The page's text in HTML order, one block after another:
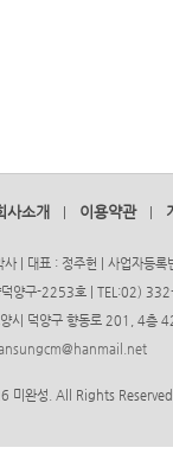
사소개 이용약관
사 | 대표 : 정주헌 | 사업자등
덕양구-2253호 | TEL:02)
시 덕양구 향동로 201, 4층
완성. All Rights